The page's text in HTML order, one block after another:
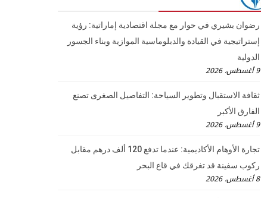
رضوان بشيري في حوار مع مجلة اقتصادية إماراتية: رؤية
إستراتيجية في القيادة والدبلوماسية الموازية وبناء الجسور
الدولية
9 أغسطس، 2026
ثقافة الاستقبال وتطوير السياحة: التفاصيل الصغرى تصنع
الفارق الأكبر
9 أغسطس، 2026
تجارة الأوهام الأكاديمية: عندما تدفع 120 ألف درهم مقابل
ركوب سفينة قد تغرقك في قاع البحر
8 أغسطس، 2026